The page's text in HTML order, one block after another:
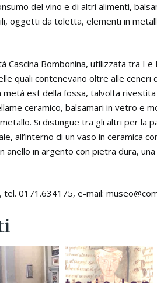
del vino e di altri alimenti,
oggetti da toletta, elementi in
Cascina Bombonina, utilizzata tra I
quali contenevano oltre alle
est della fossa, talvolta
ceramico, balsamari in vetro e
Si distingue tra gli altri per la
all’interno di un vaso in ceramica
anello in argento con pietra dura,
tel. 0171.634175, e-mail: